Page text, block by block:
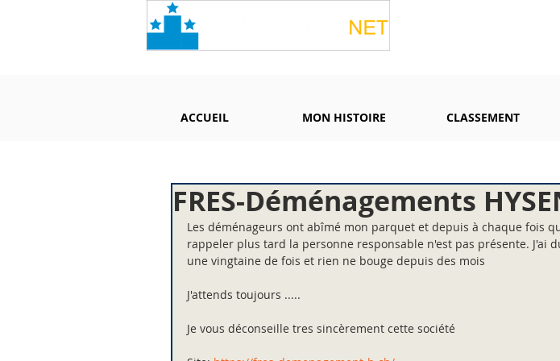
ACCUEIL MON HISTOIRE CLASSEMENT
FRES-Déménagements
Les déménageurs ont abîmé mon parquet et depuis à chaque fois
rappeler plus tard la personne responsable n'est pas présente. J'ai
une vingtaine de fois et rien ne bouge depuis des mois
J'attends toujours .....
Je vous déconseille tres sincèrement cette société